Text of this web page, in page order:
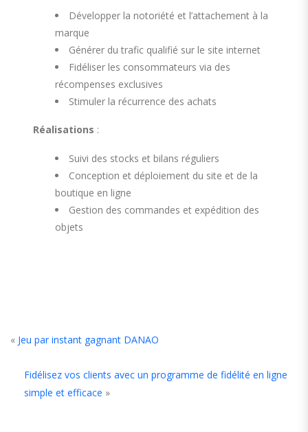
Développer la notoriété et l’attachement à la
marque
Générer du trafic qualifié sur le site internet
Fidéliser les consommateurs via des
récompenses exclusives
Stimuler la récurrence des achats
Réalisations :
Suivi des stocks et bilans réguliers
Conception et déploiement du site et de la
boutique en ligne
Gestion des commandes et expédition des
objets
« Jeu par instant gagnant DANAO
Fidélisez vos clients avec un programme de fidélité en ligne
simple et efficace »